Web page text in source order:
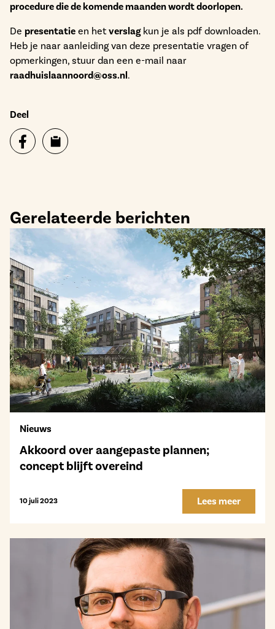
procedure die de komende maanden wordt doorlopen.
De presentatie en hetverslagkun je als pdf downloaden.
Heb je naar aanleiding van deze presentatie vragen of
opmerkingen, stuur dan een e-mail naar
raadhuislaannoord@oss.nl.
Deel
Gerelateerde berichten
Nieuws
Akkoord over aangepaste plannen;
concept blijft overeind
10 juli 2023 Lees meer